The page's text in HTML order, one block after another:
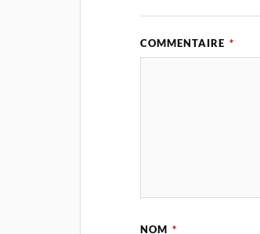
COMMENTAIRE *
NOM *